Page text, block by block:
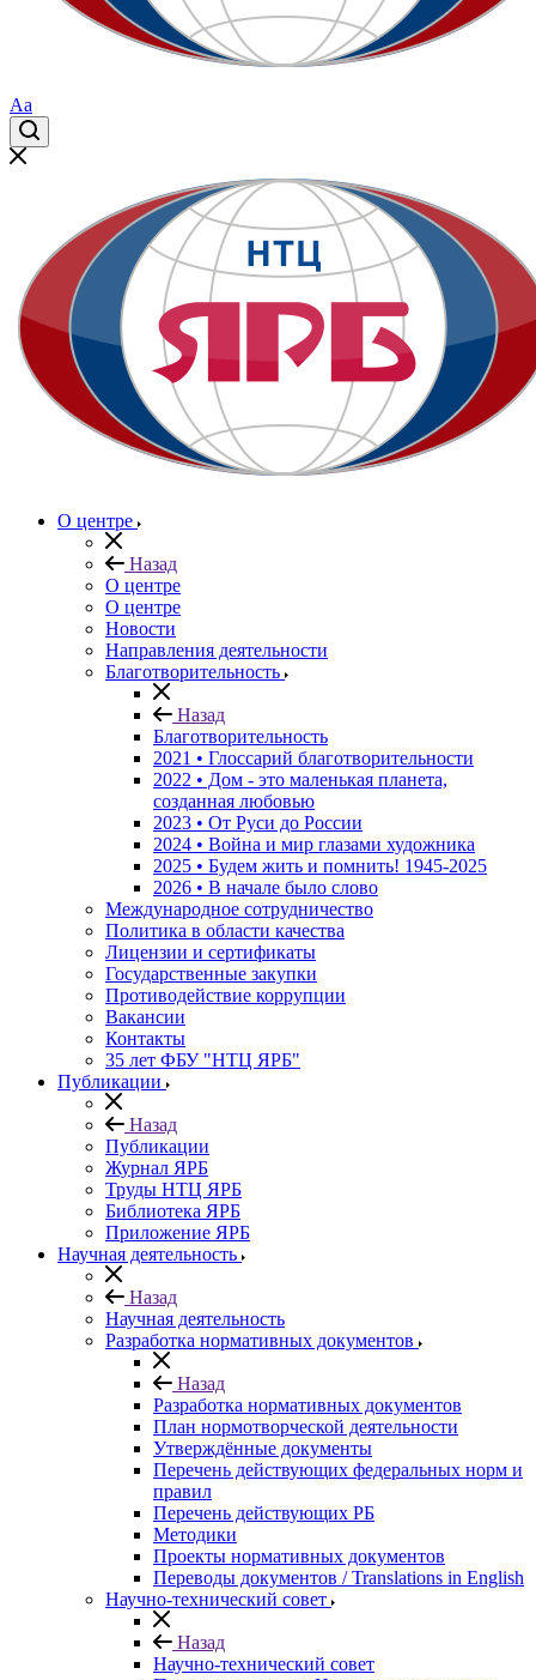
Aa
О центре
Назад
О центре
О центре
Новости
Направления деятельности
Благотворительность
Назад
Благотворительность
2021 • Глоссарий благотворительности
2022 • Дом - это маленькая планета,
созданная любовью
2023 • От Руси до России
2024 • Война и мир глазами художника
2025 • Будем жить и помнить! 1945-2025
2026 • В начале было слово
Международное сотрудничество
Политика в области качества
Лицензии и сертификаты
Государственные закупки
Противодействие коррупции
Вакансии
Контакты
35 лет ФБУ "НТЦ ЯРБ"
Публикации
Назад
Публикации
Журнал ЯРБ
Труды НТЦ ЯРБ
Библиотека ЯРБ
Приложение ЯРБ
Научная деятельность
Назад
Научная деятельность
Разработка нормативных документов
Назад
Разработка нормативных документов
План нормотворческой деятельности
Утверждённые документы
Перечень действующих федеральных норм и
правил
Перечень действующих РБ
Методики
Проекты нормативных документов
Переводы документов / Translations in English
Научно-технический совет
Назад
Научно-технический совет